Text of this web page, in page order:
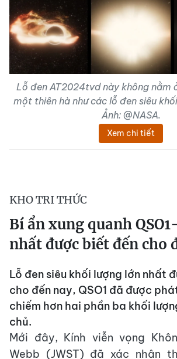
Lỗ đen AT2024tvd này không nằm
một thiên hà như các lỗ đen siêu
Ảnh: @NASA.
Xem chi tiết
KHO TRI THỨC
Bí ẩn xung quanh
nhất được biết đến cho
Lỗ đen siêu khối lượng lớn nhất
cho đến nay, QSO1 đã được
chiếm hơn hai phần ba khối
chủ.
Mới đây, Kính viễn vọng
Webb (JWST) đã xác nhận